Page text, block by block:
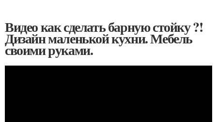
Видео как сделать барную стойку ?!
Дизайн маленькой кухни. Мебель
своими руками.